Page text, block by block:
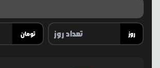
تومان روز